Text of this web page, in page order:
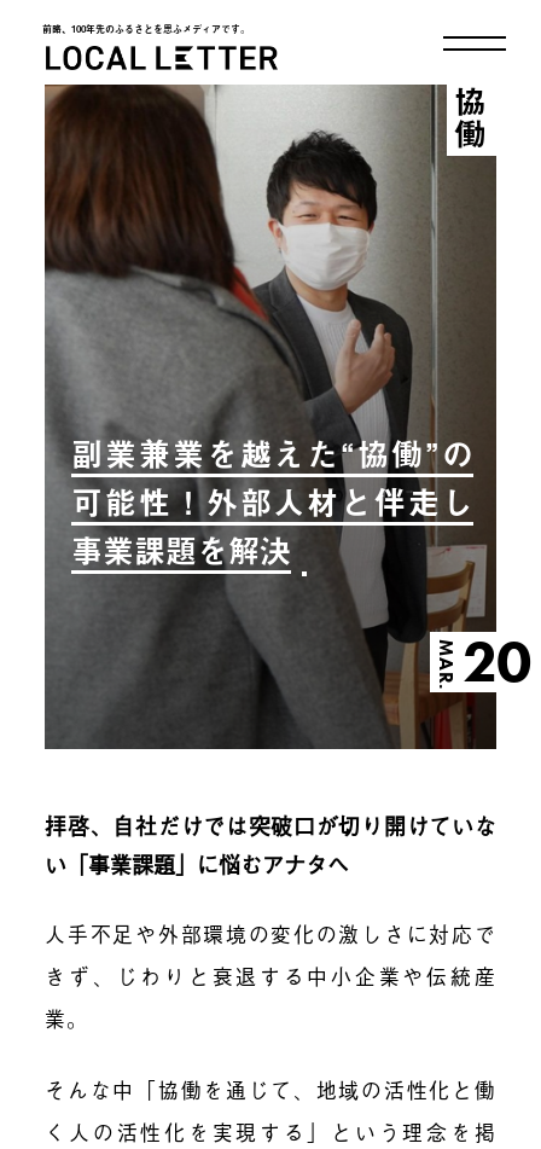
前略、100年先のふるさとを思ふメディアです。
LOCAL LETTER
副業兼業を越えた“協働”の
可能性！外部人材と伴走し
事業課題を解決
MAR. 20
協働
拝啓、自社だけでは突破口が切り開けていな
い「事業課題」に悩むアナタへ
人手不足や外部環境の変化の激しさに対応で
きず、じわりと衰退する中小企業や伝統産
業。
そんな中「協働を通じて、地域の活性化と働
く人の活性化を実現する」という理念を掲